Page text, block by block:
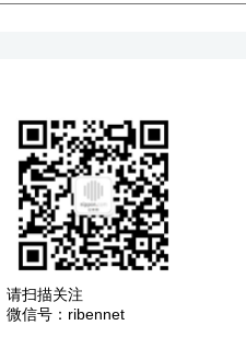
请扫描关注
微信号：ribennet